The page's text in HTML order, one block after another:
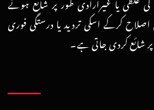
کرکے اسکی تردید یا درستگی فوری
شائع کردی جاتی ہے۔